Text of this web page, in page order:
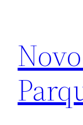
conteúdo